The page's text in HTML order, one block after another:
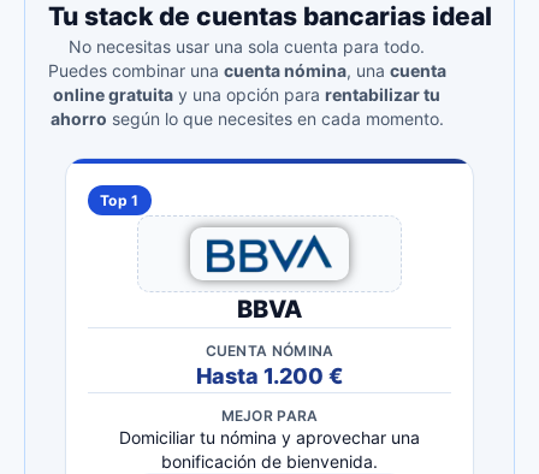
Tu stack de cuentas bancarias ideal
No necesitas usar una sola cuenta para todo.
Puedes combinar una cuenta nómina, una cuenta
online gratuita y una opción para rentabilizar tu
ahorro según lo que necesites en cada momento.
Top 1
BBVA
CUENTA NÓMINA
Hasta 1.200 €
MEJOR PARA
Domiciliar tu nómina y aprovechar una
bonificación de bienvenida.